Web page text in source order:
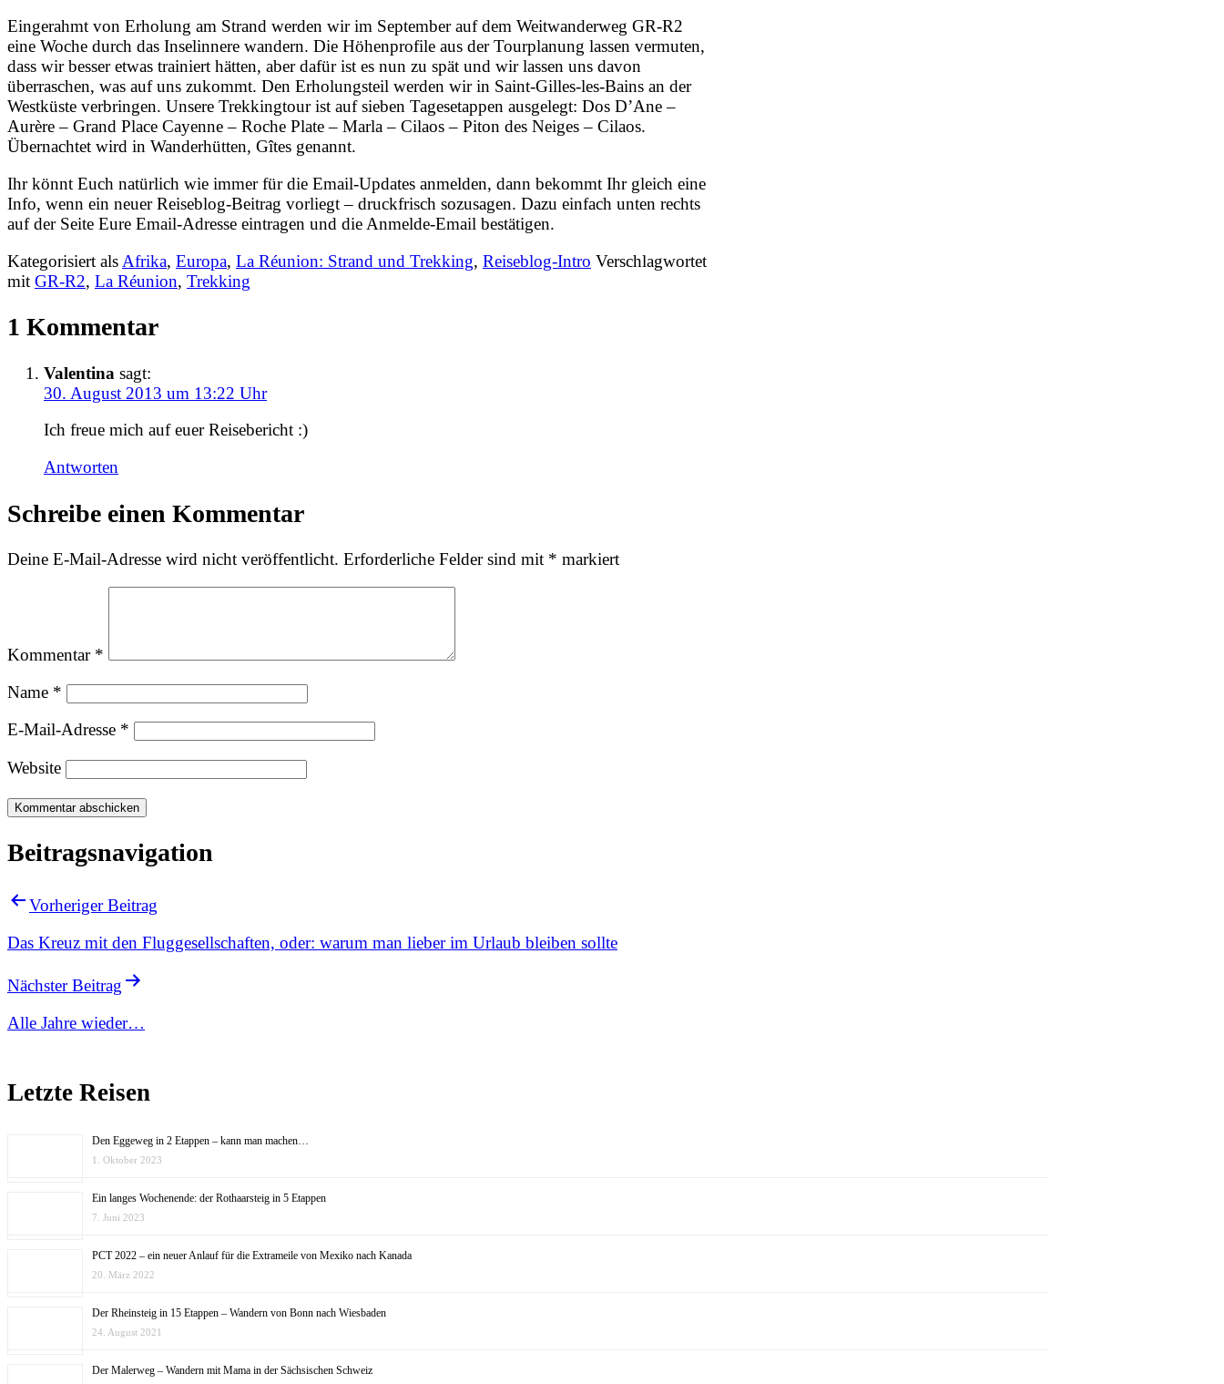
Eingerahmt von Erholung am Strand werden wir im September auf dem Weitwanderweg GR-R2
eine Woche durch das Inselinnere wandern. Die Höhenprofile aus der Tourplanung lassen vermuten,
dass wir besser etwas trainiert hätten, aber dafür ist es nun zu spät und wir lassen uns davon
überraschen, was auf uns zukommt. Den Erholungsteil werden wir in Saint-Gilles-les-Bains an der
Westküste verbringen. Unsere Trekkingtour ist auf sieben Tagesetappen ausgelegt: Dos D’Ane –
Aurère – Grand Place Cayenne – Roche Plate – Marla – Cilaos – Piton des Neiges – Cilaos.
Übernachtet wird in Wanderhütten, Gîtes genannt.
Ihr könnt Euch natürlich wie immer für die Email-Updates anmelden, dann bekommt Ihr gleich eine
Info, wenn ein neuer Reiseblog-Beitrag vorliegt – druckfrisch sozusagen. Dazu einfach unten rechts
auf der Seite Eure Email-Adresse eintragen und die Anmelde-Email bestätigen.
Kategorisiert als Afrika, Europa, La Réunion: Strand und Trekking, Reiseblog-Intro Verschlagwortet
mit GR-R2, La Réunion, Trekking
1 Kommentar
Valentina sagt:
30. August 2013 um 13:22 Uhr
Ich freue mich auf euer Reisebericht :)
Antworten
Schreibe einen Kommentar
Deine E-Mail-Adresse wird nicht veröffentlicht. Erforderliche Felder sind mit * markiert
Kommentar *
Name *
E-Mail-Adresse *
Website
Beitragsnavigation
Vorheriger Beitrag
Das Kreuz mit den Fluggesellschaften, oder: warum man lieber im Urlaub bleiben sollte
Nächster Beitrag
Alle Jahre wieder…
Letzte Reisen
Den Eggeweg in 2 Etappen – kann man machen…
1. Oktober 2023
Ein langes Wochenende: der Rothaarsteig in 5 Etappen
7. Juni 2023
PCT 2022 – ein neuer Anlauf für die Extrameile von Mexiko nach Kanada
20. März 2022
Der Rheinsteig in 15 Etappen – Wandern von Bonn nach Wiesbaden
24. August 2021
Der Malerweg – Wandern mit Mama in der Sächsischen Schweiz